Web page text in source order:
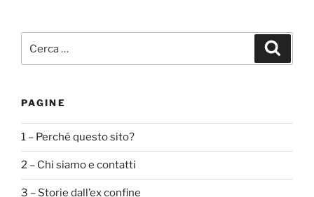
PAGINE
1 – Perché questo sito?
2 – Chi siamo e contatti
3 – Storie dall’ex confine